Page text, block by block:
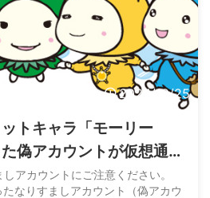
2024/12/25
トキャラ「モーリー
偽アカウントが仮想通
公式が注意喚起
アカウントにご注意ください。
なりすましアカウント（偽アカウ